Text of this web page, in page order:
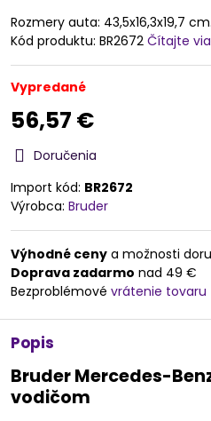
Rozmery auta: 43,5x16,3x19,7
Kód produktu: BR2672 Čítajte
Vypredané
56,57 €
Doručenia
Import kód: BR2672
Výrobca: Bruder
Výhodné ceny a možnosti
Doprava zadarmo nad 49 €
Bezproblémové vrátenie tovaru
Popis
Bruder Mercedes-
vodičom